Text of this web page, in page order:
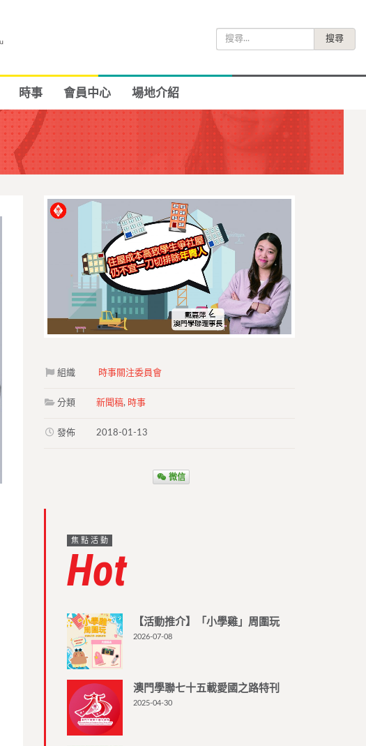
尋
時事 會員中心 場地介紹
組織 時事關注委員會
分類 新聞稿, 時事
發佈 2018-01-13
微信
焦點活動
Hot
【活動推介】「小學雞」周圍玩
2026-07-08
澳門學聯七十五載愛國之路特刊
2025-04-30